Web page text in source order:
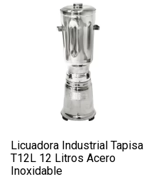
Licuadora Industrial Tapisa
T12L 12 Litros Acero
Inoxidable